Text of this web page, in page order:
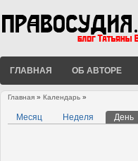
ГЛАВНАЯ ОБ АВТОРЕ
Вы здесь
Главная » Календарь »
Месяц Неделя День